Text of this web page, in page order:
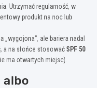
Utrzymać regularność, w
produkt na noc lub
„wygojona”, ale bariera nadal
a na słońce stosować SPF 50
ma otwartych miejsc).
albo